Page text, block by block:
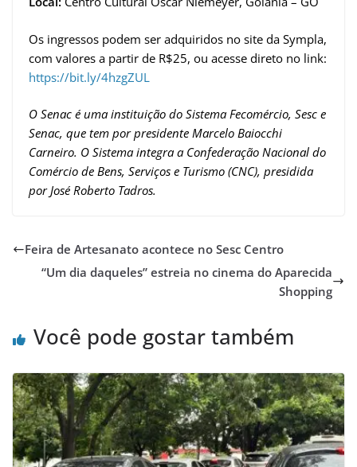
Os ingressos podem ser adquiridos no site da Sympla,
com valores a partir de R$25, ou acesse direto no link:
https://bit.ly/4hzgZUL
O Senac é uma instituição do Sistema Fecomércio, Sesc e
Senac, que tem por presidente Marcelo Baiocchi
Carneiro. O Sistema integra a Confederação Nacional do
Comércio de Bens, Serviços e Turismo (CNC), presidida
por José Roberto Tadros.
Feira de Artesanato acontece no Sesc Centro
“Um dia daqueles” estreia no cinema do Aparecida
Shopping
Você pode gostar também